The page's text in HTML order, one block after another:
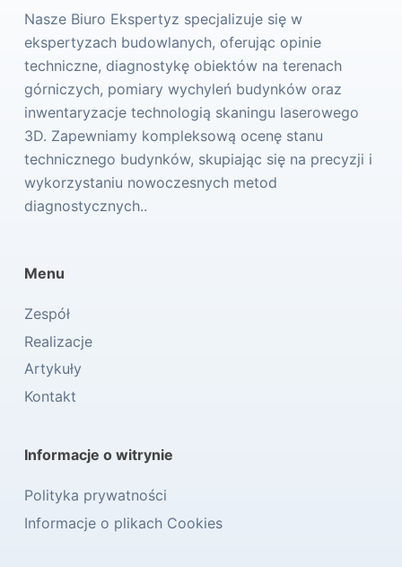
Nasze Biuro Ekspertyz specjalizuje się w
ekspertyzach budowlanych, oferując opinie
techniczne, diagnostykę obiektów na terenach
górniczych, pomiary wychyleń budynków oraz
inwentaryzacje technologią skaningu laserowego
3D. Zapewniamy kompleksową ocenę stanu
technicznego budynków, skupiając się na precyzji i
wykorzystaniu nowoczesnych metod
diagnostycznych..
Menu
Zespół
Realizacje
Artykuły
Kontakt
Informacje o witrynie
Polityka prywatności
Informacje o plikach Cookies